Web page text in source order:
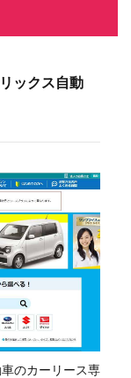
ックス自動
のカーリース専